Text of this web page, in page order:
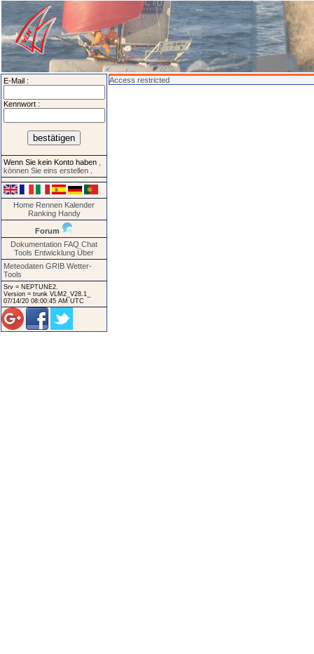
E-Mail :
Kennwort :
Wenn Sie kein Konto haben
können Sie eins erstellen
Home Rennen Kalender
Ranking Handy
Forum
Dokumentation FAQ Chat
Tools Entwicklung Über
Meteodaten GRIB Wetter-
Tools
Srv = NEPTUNE2.
Version = trunk VLM2_V28.1_
07/14/20 08:00:45 AM UTC
Access restricted